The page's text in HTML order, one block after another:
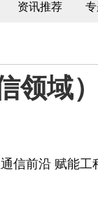
资讯推荐
领域
前沿 赋能工